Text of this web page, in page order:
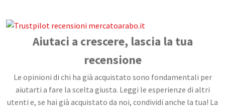
MACELLERIA
CHI SIAMO
Aiutaci a crescere, lascia la tua
recensione
Le opinioni di chi ha già acquistato sono fondamentali per
aiutarti a fare la scelta giusta. Leggi le esperienze di altri
utenti e, se hai già acquistato da noi, condividi anche la tua! La